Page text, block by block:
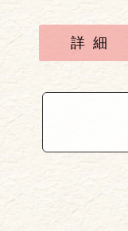
詳細